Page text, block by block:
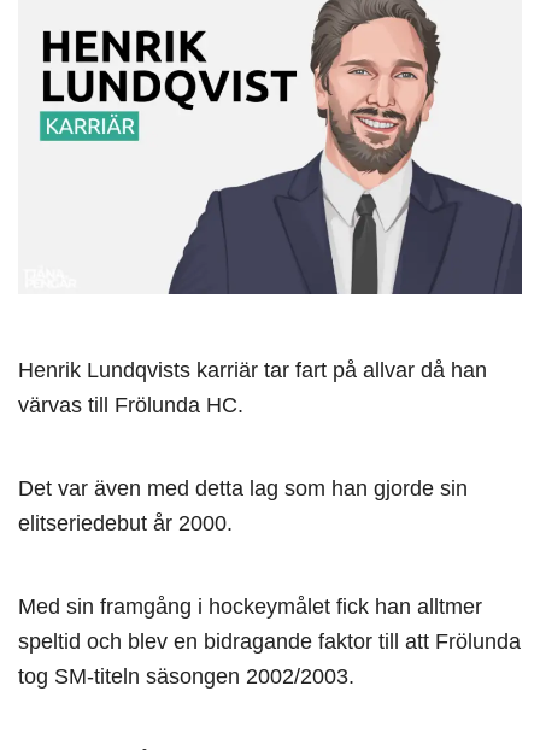
Henrik Lundqvists karriär tar fart på allvar då han
värvas till Frölunda HC.
Det var även med detta lag som han gjorde sin
elitseriedebut år 2000.
Med sin framgång i hockeymålet fick han alltmer
speltid och blev en bidragande faktor till att Frölunda
tog SM-titeln säsongen 2002/2003.